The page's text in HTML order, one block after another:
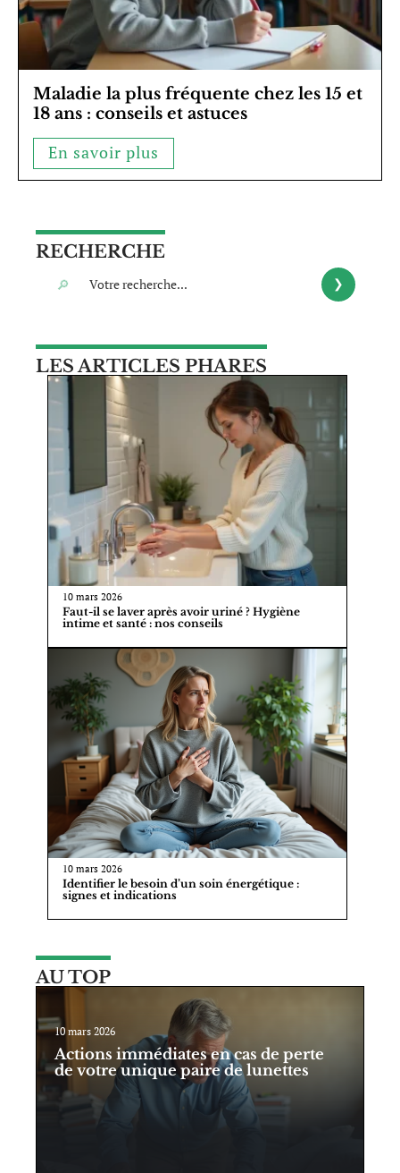
Maladie la plus fréquente chez les 15 et
18 ans : conseils et astuces
En savoir plus
RECHERCHE
LES ARTICLES PHARES
10 mars 2026
Faut-il se laver après avoir uriné ? Hygiène
intime et santé : nos conseils
10 mars 2026
Identifier le besoin d’un soin énergétique :
signes et indications
AU TOP
10 mars 2026
Actions immédiates en cas de perte
de votre unique paire de lunettes